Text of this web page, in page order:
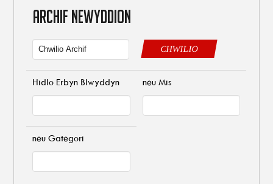
ARCHIF NEWYDDION
CHWILIO
Hidlo Erbyn Blwyddyn neu Mis
neu Gategori